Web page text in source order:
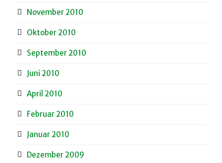
November 2010
Oktober 2010
September 2010
Juni 2010
April 2010
Februar 2010
Januar 2010
Dezember 2009